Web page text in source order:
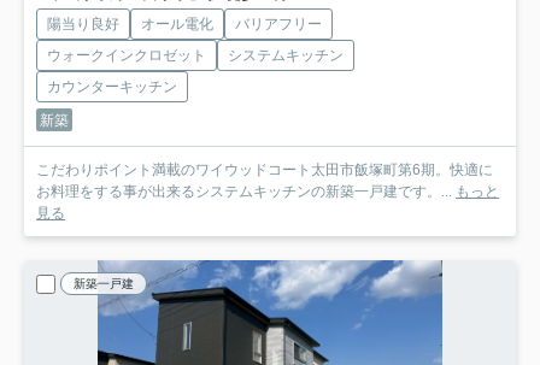
陽当り良好 オール電化
バリアフリー
ウォークインクロゼット
システムキッチン
カウンターキッチン
新築
こだわりポイント満載のワイウッドコート太田市飯塚町第6期。快適に
お料理をする事が出来るシステムキッチンの新築一戸建です。... もっと
見る
新築一戸建